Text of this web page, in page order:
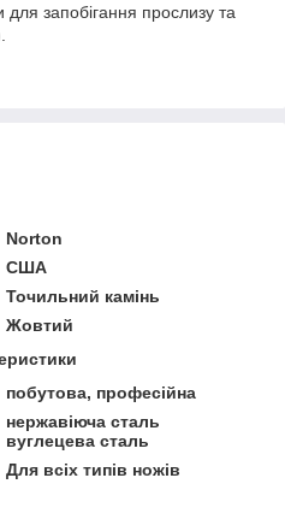
для запобігання прослизу та
Norton
США
Точильний камінь
Жовтий
побутова, професійна
нержавіюча сталь
вуглецева сталь
Для всіх типів ножів